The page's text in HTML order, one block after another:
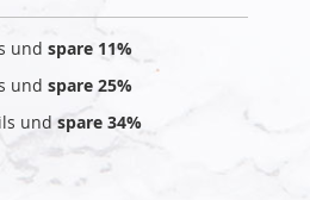
und spare 11%
und spare 25%
und spare 34%